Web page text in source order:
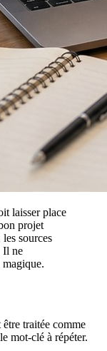
laisser place
projet
sources
Il ne
être traitée comme
mot-clé à répéter.